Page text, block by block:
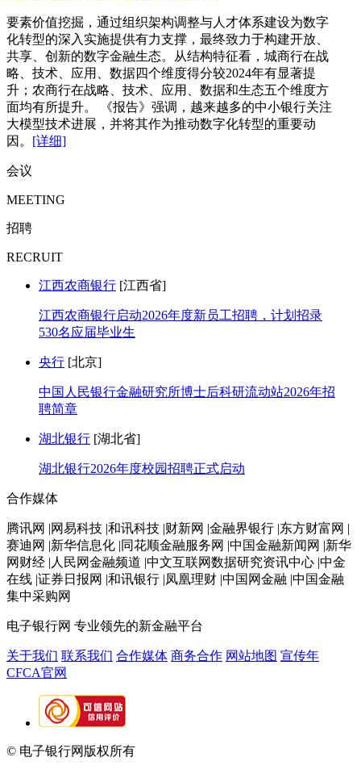
要素价值挖掘，通过组织架构调整与人才体系建设为数字
化转型的深入实施提供有力支撑，最终致力于构建开放、
共享、创新的数字金融生态。从结构特征看，城商行在战
略、技术、应用、数据四个维度得分较2024年有显著提
升；农商行在战略、技术、应用、数据和生态五个维度方
面均有所提升。 《报告》强调，越来越多的中小银行关注
大模型技术进展，并将其作为推动数字化转型的重要动
因。 [详细]
会议
MEETING
招聘
RECRUIT
江西农商银行 [江西省]
江西农商银行启动2026年度新员工招聘，计划招录
530名应届毕业生
央行 [北京]
中国人民银行金融研究所博士后科研流动站2026年招
聘简章
湖北银行 [湖北省]
湖北银行2026年度校园招聘正式启动
合作媒体
腾讯网 |网易科技 |和讯科技 |财新网 |金融界银行 |东方财富网 |
赛迪网 |新华信息化 |同花顺金融服务网 |中国金融新闻网 |新华
网财经 |人民网金融频道 |中文互联网数据研究资讯中心 |中金
在线 |证券日报网 |和讯银行 |凤凰理财 |中国网金融 |中国金融
集中采购网
电子银行网 专业领先的新金融平台
关于我们 联系我们 合作媒体 商务合作 网站地图 宣传年
CFCA官网
© 电子银行网版权所有